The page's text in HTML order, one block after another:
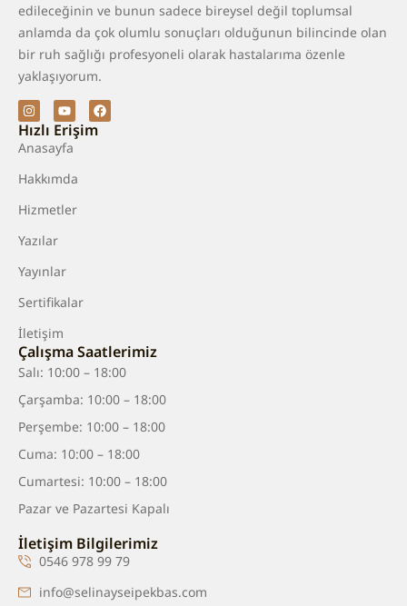
edileceğinin ve bunun sadece bireysel değil toplumsal
anlamda da çok olumlu sonuçları olduğunun bilincinde olan
bir ruh sağlığı profesyoneli olarak hastalarıma özenle
yaklaşıyorum.
Hızlı Erişim
Anasayfa
Hakkımda
Hizmetler
Yazılar
Yayınlar
Sertifikalar
İletişim
Çalışma Saatlerimiz
Salı: 10:00 – 18:00
Çarşamba: 10:00 – 18:00
Perşembe: 10:00 – 18:00
Cuma: 10:00 – 18:00
Cumartesi: 10:00 – 18:00
Pazar ve Pazartesi Kapalı
İletişim Bilgilerimiz
0546 978 99 79
info@selinayseipekbas.com